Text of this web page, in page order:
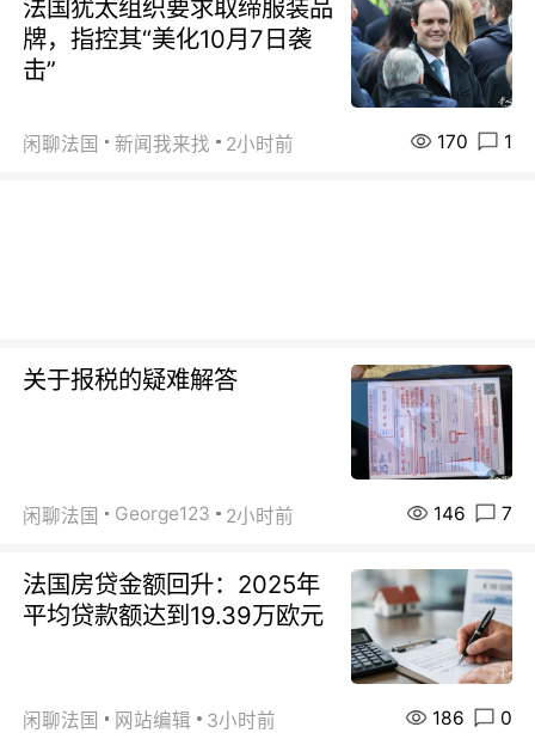
法国犹太组织要求取缔服装品
牌，指控其“美化10月7日袭
击”
闲聊法国 新闻我来找 2小时前 170 1
关于报税的疑难解答
闲聊法国 George123 2小时前 146 7
法国房贷金额回升：2025年
平均贷款额达到19.39万欧元
闲聊法国 网站编辑 3小时前 186 0